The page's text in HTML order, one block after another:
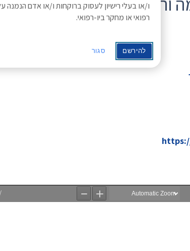
ו/או בעלי רישיון לעסוק ברוקחות ו/או אדם הנמנה
רפואי או מחקר ביו-רפואי.
להירשם סגור